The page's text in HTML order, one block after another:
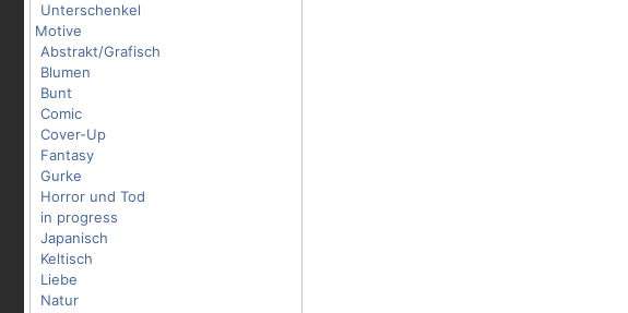
Unterschenkel
Motive
Abstrakt/Grafisch
Blumen
Bunt
Comic
Cover-Up
Fantasy
Gurke
Horror und Tod
in progress
Japanisch
Keltisch
Liebe
Natur